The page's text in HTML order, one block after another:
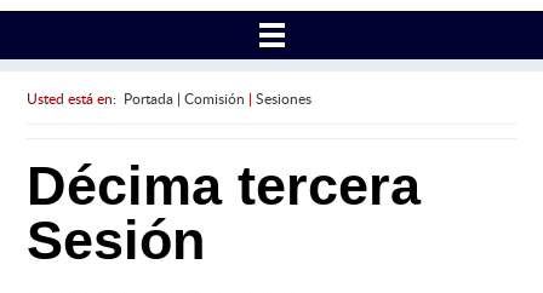
Usted está en: Portada| Comisión | Sesiones
Décima tercera
Sesión